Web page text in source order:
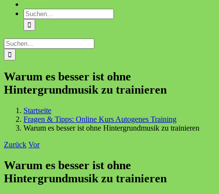
Suche
nach:
Suche
nach:
Warum es besser ist ohne
Hintergrundmusik zu trainieren
Startseite
Fragen & Tipps: Online Kurs Autogenes Training
Warum es besser ist ohne Hintergrundmusik zu trainieren
Zurück Vor
Warum es besser ist ohne
Hintergrundmusik zu trainieren